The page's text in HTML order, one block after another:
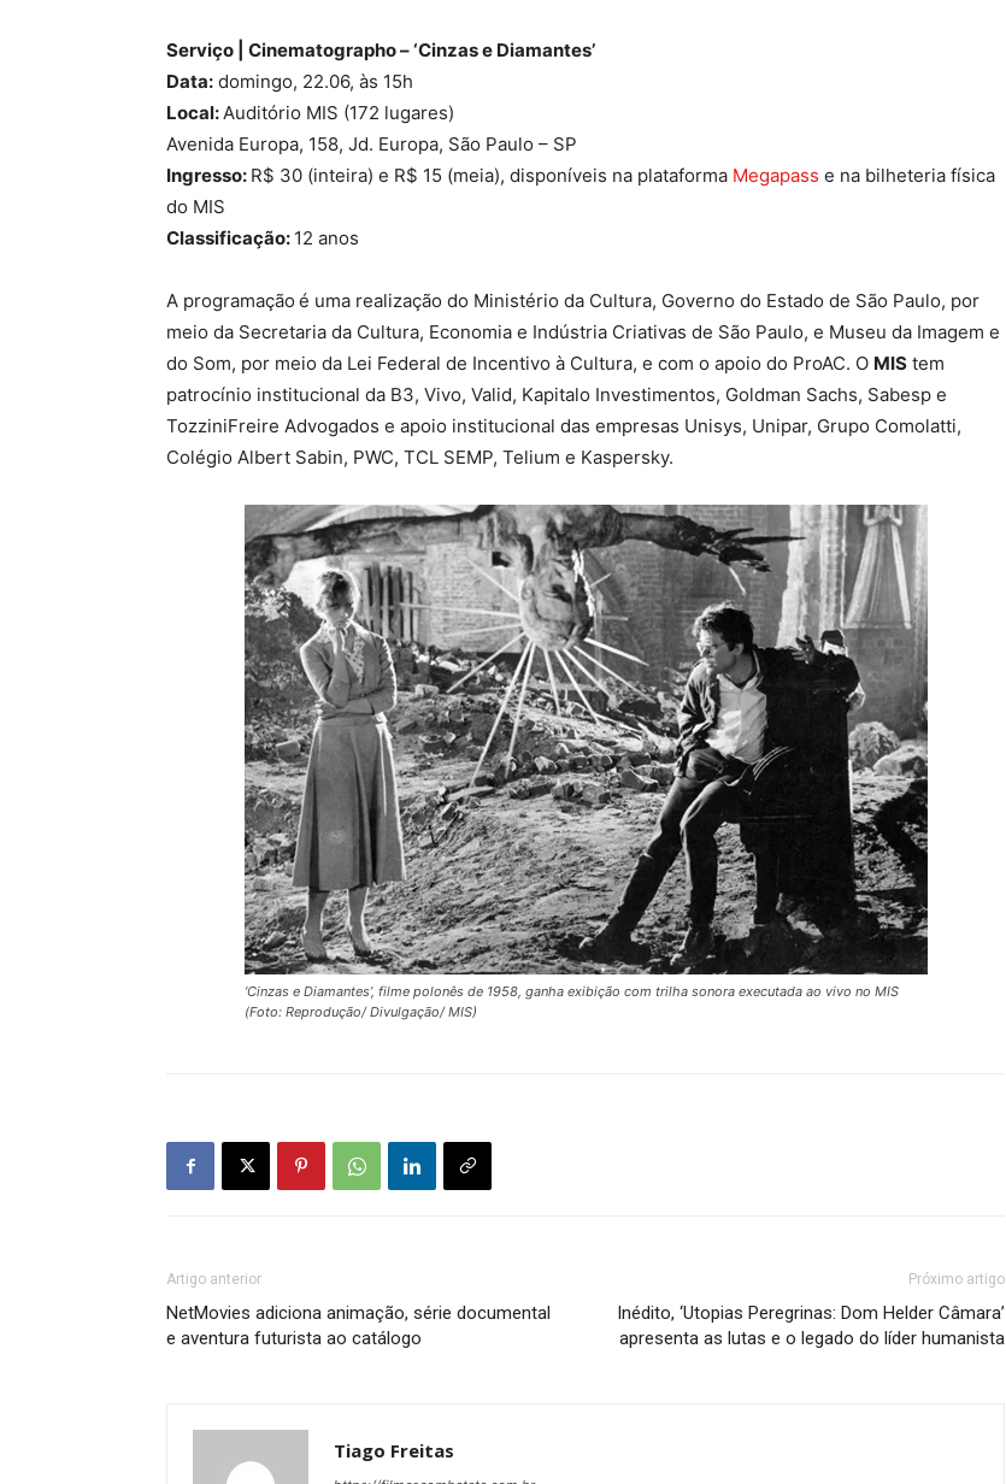
Serviço | Cinematographo – ‘Cinzas e Diamantes’
Data: domingo, 22.06, às 15h
Local:Auditório MIS (172 lugares)
Avenida Europa, 158, Jd. Europa, São Paulo – SP
Ingresso: R$ 30 (inteira) e R$ 15 (meia), disponíveis na plataforma Megapass e na bilheteria física
do MIS
Classificação: 12 anos
A programação é uma realização do Ministério da Cultura, Governo do Estado de São Paulo, por
meio da Secretaria da Cultura, Economia e Indústria Criativas de São Paulo, e Museu da Imagem e
do Som, por meio da Lei Federal de Incentivo à Cultura, e com o apoio do ProAC. O MIS tem
patrocínio institucional da B3, Vivo, Valid, Kapitalo Investimentos, Goldman Sachs, Sabesp e
TozziniFreire Advogados e apoio institucional das empresas Unisys, Unipar, Grupo Comolatti,
Colégio Albert Sabin, PWC, TCL SEMP, Telium e Kaspersky.
‘Cinzas e Diamantes’, filme polonês de 1958, ganha exibição com trilha sonora executada ao vivo no MIS
(Foto: Reprodução/ Divulgação/ MIS)
Artigo anterior
NetMovies adiciona animação, série documental
e aventura futurista ao catálogo
Próximo artigo
Inédito, ‘Utopias Peregrinas: Dom Helder Câmara’
apresenta as lutas e o legado do líder humanista
Tiago Freitas